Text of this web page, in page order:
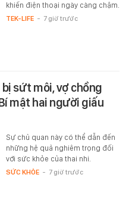
khiến điện thoại ngày càng chậm.
TEK-LIFE - 7 giờ trước
sứt môi, vợ chồng
mật hai người giấu
Sự chủ quan này có thể dẫn đến
những hệ quả nghiêm trọng đối
với sức khỏe của thai nhi.
SỨC KHỎE - 7 giờ trước